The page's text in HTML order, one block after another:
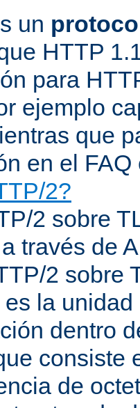
un
HTTP
para
ejemplo
que
en el
2?
2 sobre
través de
2 sobre
es la
dentro
consiste
de